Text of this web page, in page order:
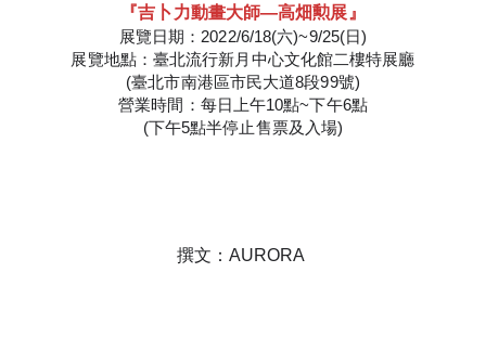
『吉卜力動畫大師—高畑勲展』
展覽日期：2022/6/18(六)~9/25(日)
展覽地點：臺北流行新月中心文化館二樓特展廳
(臺北市南港區市民大道8段99號)
營業時間：每日上午10點~下午6點
(下午5點半停止售票及入場)
撰文：AURORA